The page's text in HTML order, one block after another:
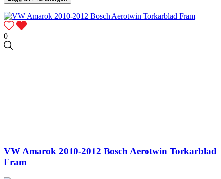
0
VW Amarok 2010-2012 Bosch Aerotwin Torkarblad
Fram